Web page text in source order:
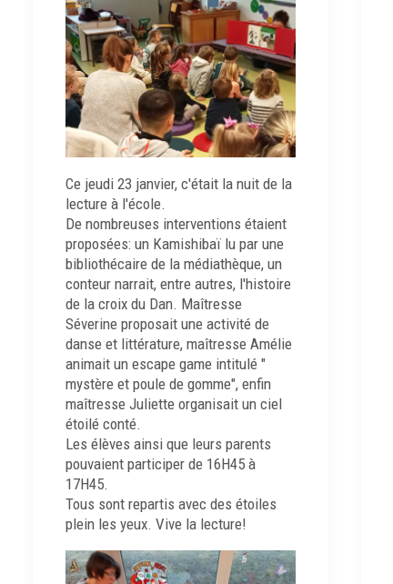
Ce jeudi 23 janvier, c'était la nuit de la
lecture à l'école.
De nombreuses interventions étaient
proposées: un Kamishibaï lu par une
bibliothécaire de la médiathèque, un
conteur narrait, entre autres, l'histoire
de la croix du Dan. Maîtresse
Séverine proposait une activité de
danse et littérature, maîtresse Amélie
animait un escape game intitulé "
mystère et poule de gomme", enfin
maîtresse Juliette organisait un ciel
étoilé conté.
Les élèves ainsi que leurs parents
pouvaient participer de 16H45 à
17H45.
Tous sont repartis avec des étoiles
plein les yeux. Vive la lecture!